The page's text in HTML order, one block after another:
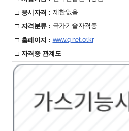
□ 응시자격 : 제한없음
□ 자격분류 : 국가기술자격증
□ 홈페이지 : www.q-net.or.kr
□ 자격증 관계도